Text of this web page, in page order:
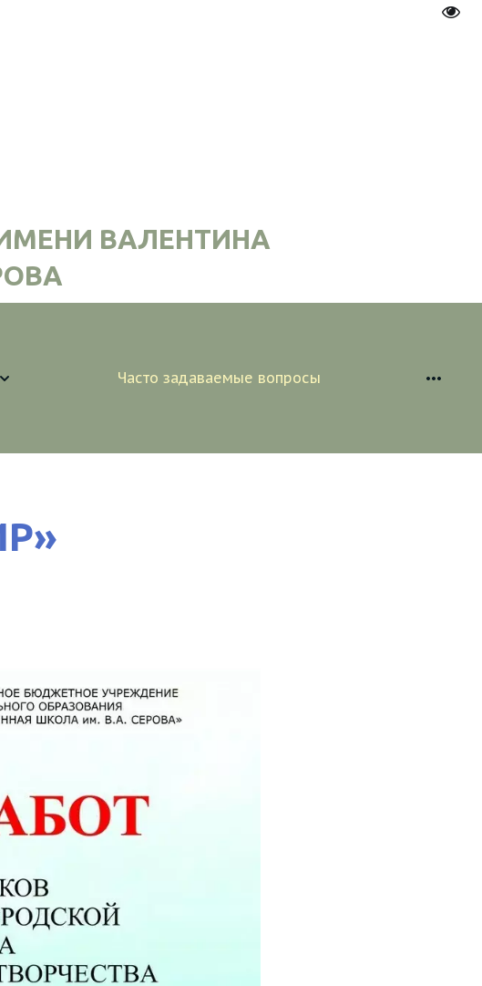
ВАЛЕНТИНА
Часто задаваемые вопросы